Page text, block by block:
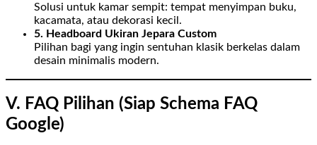
Solusi untuk kamar sempit: tempat menyimpan buku,
kacamata, atau dekorasi kecil.
5. Headboard Ukiran Jepara Custom
Pilihan bagi yang ingin sentuhan klasik berkelas dalam
desain minimalis modern.
V. FAQ Pilihan (Siap Schema FAQ
Google)